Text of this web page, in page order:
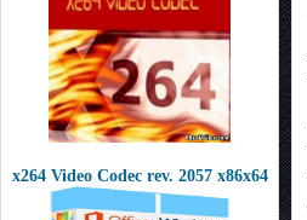
x264 Video Codec rev. 2057 x86x64